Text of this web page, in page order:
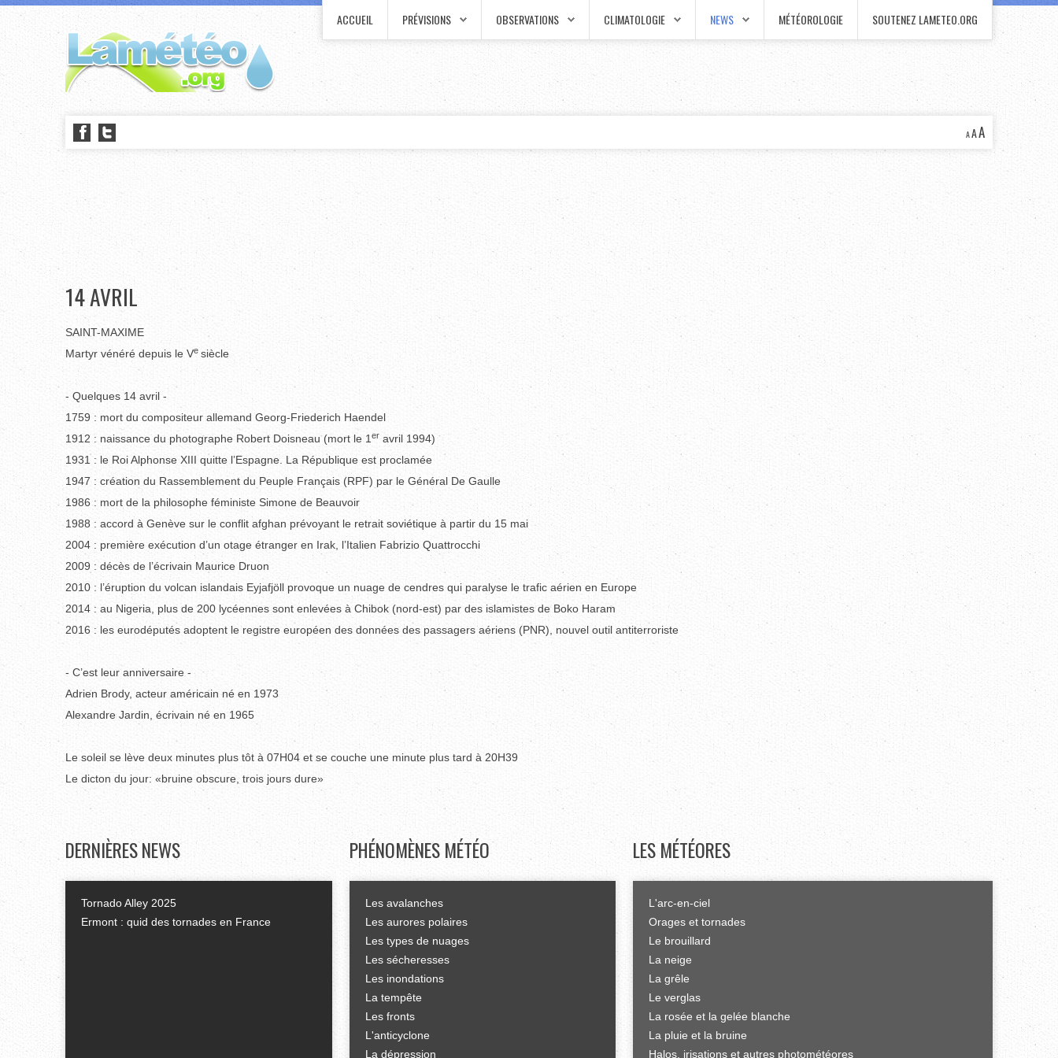
ACCUEIL PRÉVISIONS OBSERVATIONS CLIMATOLOGIE NEWS MÉTÉOROLOGIE SOUTENEZ LAMETEO.ORG
AAA
14 AVRIL
SAINT-MAXIME
Martyr vénéré depuis le Ve siècle
- Quelques 14 avril -
1759 : mort du compositeur allemand Georg-Friederich Haendel
1912 : naissance du photographe Robert Doisneau (mort le 1 er avril 1994)
1931 : le Roi Alphonse XIII quitte l’Espagne. La République est proclamée
1947 : création du Rassemblement du Peuple Français (RPF) par le Général De Gaulle
1986 : mort de la philosophe féministe Simone de Beauvoir
1988 : accord à Genève sur le conflit afghan prévoyant le retrait soviétique à partir du 15 mai
2004 : première exécution d’un otage étranger en Irak, l’Italien Fabrizio Quattrocchi
2009 : décès de l’écrivain Maurice Druon
2010 : l’éruption du volcan islandais Eyjafjöll provoque un nuage de cendres qui paralyse le trafic aérien en Europe
2014 : au Nigeria, plus de 200 lycéennes sont enlevées à Chibok (nord-est) par des islamistes de Boko Haram
2016 : les eurodéputés adoptent le registre européen des données des passagers aériens (PNR), nouvel outil antiterroriste
- C’est leur anniversaire -
Adrien Brody, acteur américain né en 1973
Alexandre Jardin, écrivain né en 1965
Le soleil se lève deux minutes plus tôt à 07H04 et se couche une minute plus tard à 20H39
Le dicton du jour: «bruine obscure, trois jours dure»
DERNIÈRESNEWS
Tornado Alley 2025
Ermont : quid des tornades en France
PHÉNOMÈNES MÉTÉO
Les avalanches
Les aurores polaires
Les types de nuages
Les sécheresses
Les inondations
La tempête
Les fronts
L'anticyclone
La dépression
LES MÉTÉORES
L'arc-en-ciel
Orages et tornades
Le brouillard
La neige
La grêle
Le verglas
La rosée et la gelée blanche
La pluie et la bruine
Halos, irisations et autres photométéores